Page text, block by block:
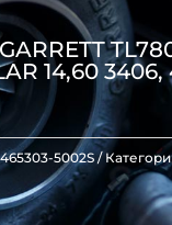
14,60 3406,
5002S